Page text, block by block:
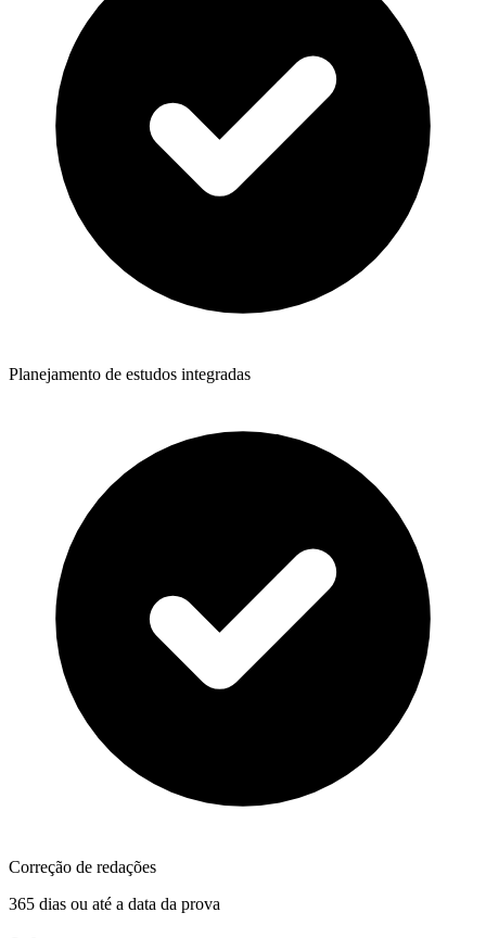
Planejamento de estudos integradas
Correção de redações
365 dias ou até a data da prova